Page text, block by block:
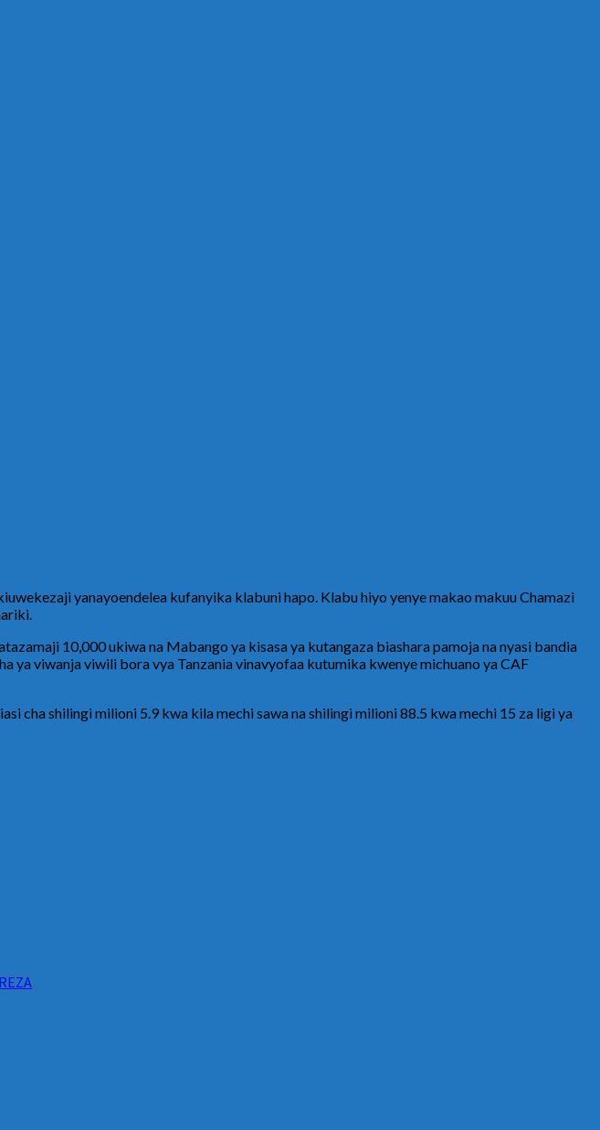
yanayoendelea kufanyika klabuni hapo. Klabu hiyo yenye makao makuu Chamazi
10,000 ukiwa na Mabango ya kisasa ya kutangaza biashara pamoja na nyasi bandia
ya viwanja viwili bora vya Tanzania vinavyofaa kutumika kwenye michuano ya CAF
cha shilingi milioni 5.9 kwa kila mechi sawa na shilingi milioni 88.5 kwa mechi 15 za ligi ya